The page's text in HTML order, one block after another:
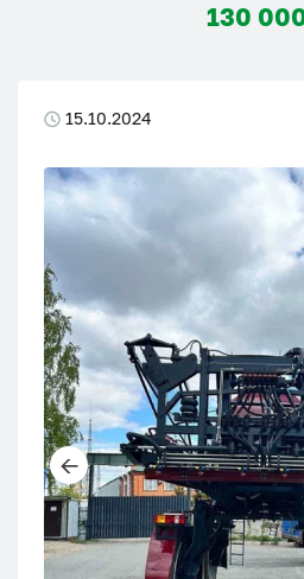
15.10.2024